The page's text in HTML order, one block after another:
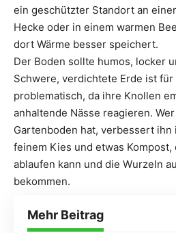
ein geschützter Standort an
Hecke oder in einem warmen
dort Wärme besser speichert.
Der Boden sollte humos, locker
Schwere, verdichtete Erde ist
problematisch, da ihre Knollen
anhaltende Nässe reagieren.
Gartenboden hat, verbessert ihn
feinem Kies und etwas
ablaufen kann und die Wurzeln
bekommen.
Mehr Beitrag